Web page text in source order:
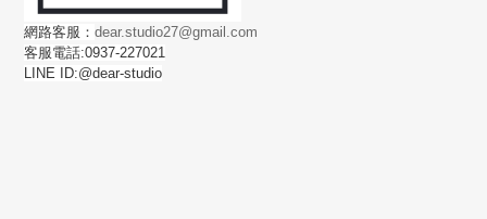
網路客服：dear.studio27@gmail.com
客服電話:0937-227021
LINE ID:@dear-studio